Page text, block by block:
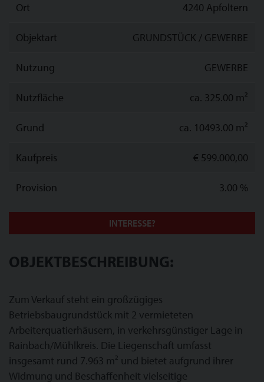
Ort 4240 Apfoltern
Objektart GRUNDSTÜCK / GEWERBE
Nutzung GEWERBE
Nutzfläche ca. 325.00 m²
Grund ca. 10493.00 m²
Kaufpreis € 599.000,00
Provision 3.00 %
INTERESSE?
OBJEKTBESCHREIBUNG:
Zum Verkauf steht ein großzügiges
Betriebsbaugrundstück mit 2 vermieteten
Arbeiterquatierhäusern, in verkehrsgünstiger Lage in
Rainbach/Mühlkreis. Die Liegenschaft umfasst
insgesamt rund 7.963 m² und bietet aufgrund ihrer
Widmung und Beschaffenheit vielseitige